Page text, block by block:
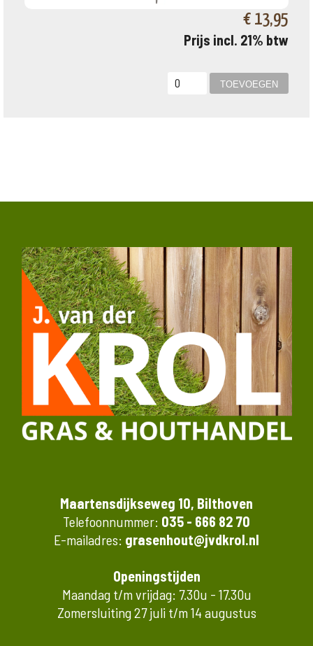
€ 13,95
Prijs incl. 21% btw
Maartensdijkseweg 10, Bilthoven
Telefoonnummer: 035 - 666 82 70
E-mailadres: grasenhout@jvdkrol.nl
Openingstijden
Maandag t/m vrijdag: 7.30u - 17.30u
Zomersluiting 27 juli t/m 14 augustus